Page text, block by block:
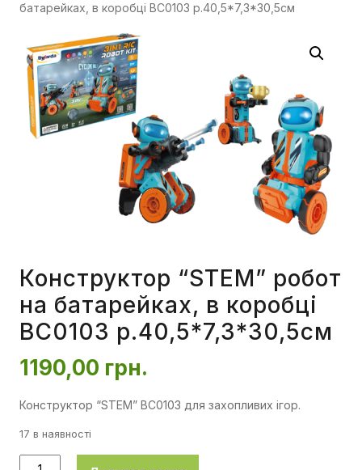
батарейках, в коробці BC0103 р.40,5*7,3*30,5см
Конструктор “STEM” робот
на батарейках, в коробці
BC0103 р.40,5*7,3*30,5см
1190,00 грн.
Конструктор “STEM” BC0103 для захопливих ігор.
17 в наявності